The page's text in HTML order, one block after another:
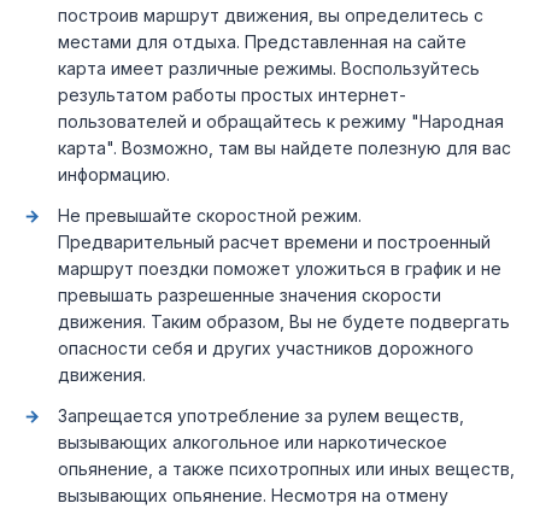
построив маршрут движения, вы определитесь с
местами для отдыха. Представленная на сайте
карта имеет различные режимы. Воспользуйтесь
результатом работы простых интернет-
пользователей и обращайтесь к режиму "Народная
карта". Возможно, там вы найдете полезную для вас
информацию.
Не превышайте скоростной режим.
Предварительный расчет времени и построенный
маршрут поездки поможет уложиться в график и не
превышать разрешенные значения скорости
движения. Таким образом, Вы не будете подвергать
опасности себя и других участников дорожного
движения.
Запрещается употребление за рулем веществ,
вызывающих алкогольное или наркотическое
опьянение, а также психотропных или иных веществ,
вызывающих опьянение. Несмотря на отмену